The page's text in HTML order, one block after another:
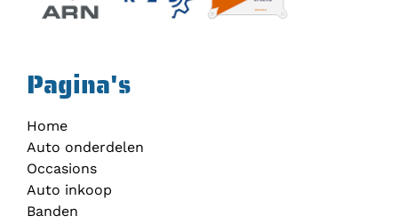
Pagina's
Home
Auto onderdelen
Occasions
Auto inkoop
Banden